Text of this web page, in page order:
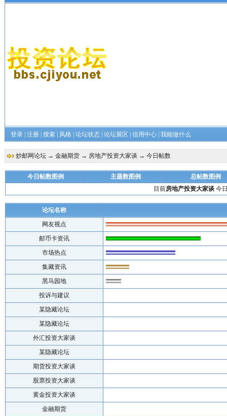
登录| 注册| 搜索| 风格| 论坛状态| 论坛展区 信用中心| 我能做什么
炒邮网论坛→ 金融期货→ 房地产投资大家谈 → 今日帖数
今日帖数图例 主题数图例
总帖数图例
目前房地产投资大家谈今
论坛名称
网友视点
邮币卡资讯
市场热点
集藏资讯
黑马园地
投诉与建议
某隐藏论坛
某隐藏论坛
外汇投资大家谈
某隐藏论坛
期货投资大家谈
股票投资大家谈
黄金投资大家谈
金融期货